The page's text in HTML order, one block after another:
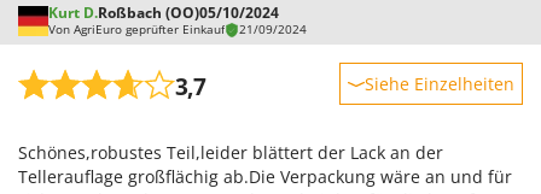
MOSA
MOVA
Mowox
N
Kurt D.Roßbach (OO)05/10/2024
Von AgriEuro geprüfter Einkauf 21/09/2024
3,7 Siehe Einzelheiten
Leistung
Schönes,robustes Teil,leider blättert der Lack an der
Tellerauflage großflächig ab.Die Verpackung wäre an und für